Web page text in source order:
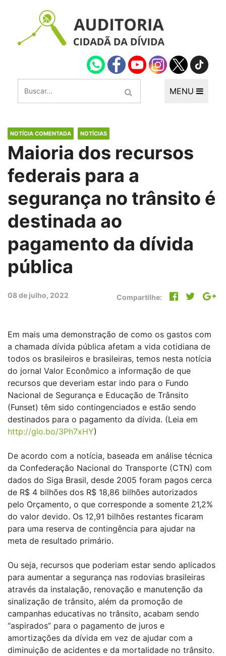
MENU
NOTÍCIA COMENTADA NOTÍCIAS
Maioria dos recursos
federais para a
segurança no trânsito é
destinada ao
pagamento da dívida
pública
08 de julho, 2022 Compartilhe:
Em mais uma demonstração de como os gastos com
a chamada dívida pública afetam a vida cotidiana de
todos os brasileiros e brasileiras, temos nesta notícia
do jornal Valor Econômico a informação de que
recursos que deveriam estar indo para o Fundo
Nacional de Segurança e Educação de Trânsito
(Funset) têm sido contingenciados e estão sendo
destinados para o pagamento da dívida. (Leia em
http://glo.bo/3Ph7xHY)
De acordo com a notícia, baseada em análise técnica
da Confederação Nacional do Transporte (CTN) com
dados do Siga Brasil, desde 2005 foram pagos cerca
de R$ 4 bilhões dos R$ 18,86 bilhões autorizados
pelo Orçamento, o que corresponde a somente 21,2%
do valor devido. Os 12,91 bilhões restantes ficaram
para uma reserva de contingência para ajudar na
meta de resultado primário.
Ou seja, recursos que poderiam estar sendo aplicados
para aumentar a segurança nas rodovias brasileiras
através da instalação, renovação e manutenção da
sinalização de trânsito, além da promoção de
campanhas educativas no trânsito, acabam sendo
“aspirados” para o pagamento de juros e
amortizações da dívida em vez de ajudar com a
diminuição de acidentes e da mortalidade no trânsito.